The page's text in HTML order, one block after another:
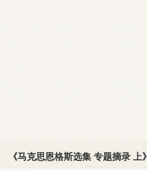
《马克思恩格斯选集 专题摘录 上》